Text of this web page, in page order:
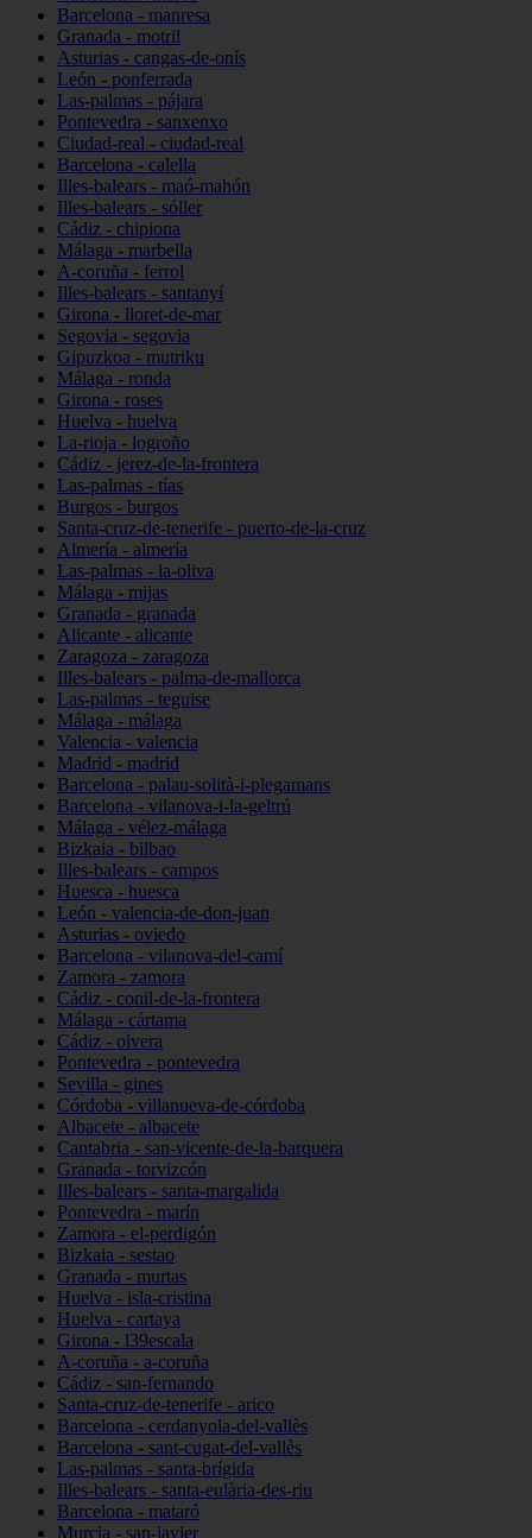
Barcelona - manresa
Granada - motril
Asturias - cangas-de-onís
León - ponferrada
Las-palmas - pájara
Pontevedra - sanxenxo
Ciudad-real - ciudad-real
Barcelona - calella
Illes-balears - maó-mahón
Illes-balears - sóller
Cádiz - chipiona
Málaga - marbella
A-coruña - ferrol
Illes-balears - santanyí
Girona - lloret-de-mar
Segovia - segovia
Gipuzkoa - mutriku
Málaga - ronda
Girona - roses
Huelva - huelva
La-rioja - logroño
Cádiz - jerez-de-la-frontera
Las-palmas - tías
Burgos - burgos
Santa-cruz-de-tenerife - puerto-de-la-cruz
Almería - almería
Las-palmas - la-oliva
Málaga - mijas
Granada - granada
Alicante - alicante
Zaragoza - zaragoza
Illes-balears - palma-de-mallorca
Las-palmas - teguise
Málaga - málaga
Valencia - valencia
Madrid - madrid
Barcelona - palau-solità-i-plegamans
Barcelona - vilanova-i-la-geltrú
Málaga - vélez-málaga
Bizkaia - bilbao
Illes-balears - campos
Huesca - huesca
León - valencia-de-don-juan
Asturias - oviedo
Barcelona - vilanova-del-camí
Zamora - zamora
Cádiz - conil-de-la-frontera
Málaga - cártama
Cádiz - olvera
Pontevedra - pontevedra
Sevilla - gines
Córdoba - villanueva-de-córdoba
Albacete - albacete
Cantabria - san-vicente-de-la-barquera
Granada - torvizcón
Illes-balears - santa-margalida
Pontevedra - marín
Zamora - el-perdigón
Bizkaia - sestao
Granada - murtas
Huelva - isla-cristina
Huelva - cartaya
Girona - l39escala
A-coruña - a-coruña
Cádiz - san-fernando
Santa-cruz-de-tenerife - arico
Barcelona - cerdanyola-del-vallès
Barcelona - sant-cugat-del-vallès
Las-palmas - santa-brígida
Illes-balears - santa-eulària-des-riu
Barcelona - mataró
Murcia - san-javier